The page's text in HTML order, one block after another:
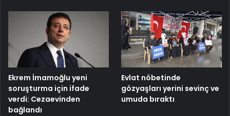
Ekrem İmamoğlu yeni
soruşturma için ifade
verdi: Cezaevinden
bağlandı
Evlat nöbetinde
gözyaşları yerini sevinç ve
umuda bıraktı